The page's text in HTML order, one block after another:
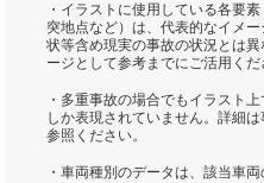
・イラストに使用している各要
突地点など）は、代表的なイメ
状等含め現実の事故の状況とは
ージとして参考までにご活用くだ
・多重事故の場合でもイラスト
しか表現されていません。詳細
参照ください。
・車両種別のデータは、該当車